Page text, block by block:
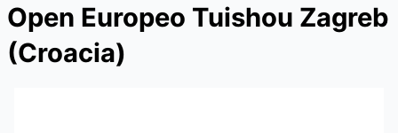
Open Europeo Tuishou Zagreb
(Croacia)